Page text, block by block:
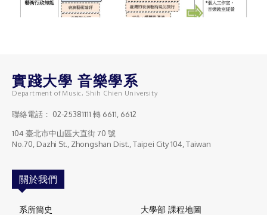
實踐大學 音樂學系
Department of Music, Shih Chien University
聯絡電話： 02-25381111 轉 6611, 6612
104 臺北市中山區大直街 70 號
No.70, Dazhi St., Zhongshan Dist., Taipei City 104, Taiwan
關於我們
系所簡史 大學部 課程地圖